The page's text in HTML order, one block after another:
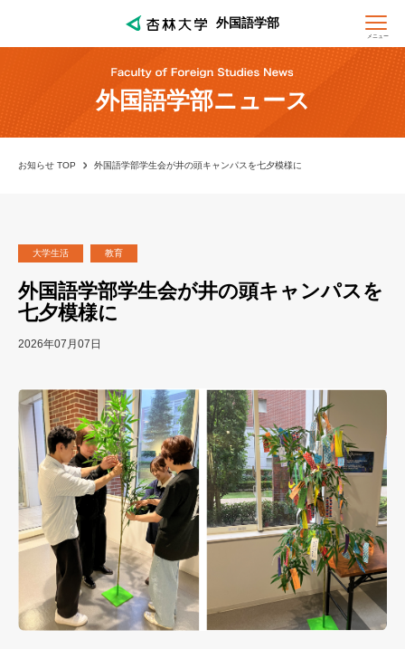
外国語学部
メニュー
外国語学部ニュース
お知らせ TOP 外国語学部学生会が井の頭キャンパスを七夕模様に
大学生活 教育
外国語学部学生会が井の頭キャンパスを
七夕模様に
2026年07月07日